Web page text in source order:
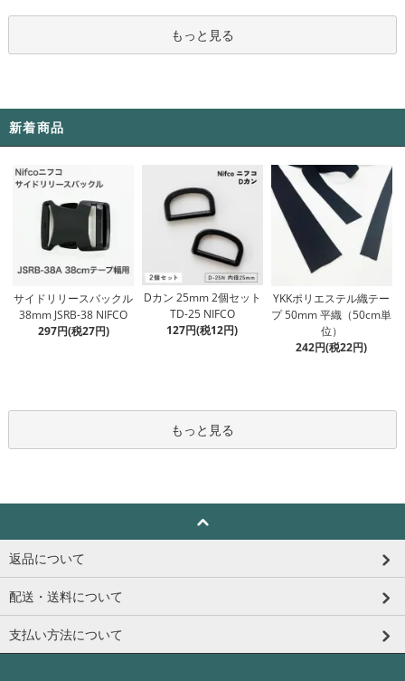
もっと見る
新着商品
サイドリリースバックル
38mm JSRB-38 NIFCO
297円(税27円)
Dカン 25mm 2個セット
TD-25 NIFCO
127円(税12円)
YKKポリエステル織テー
プ 50mm 平織（50cm単
位）
242円(税22円)
もっと見る
返品について
配送・送料について
支払い方法について